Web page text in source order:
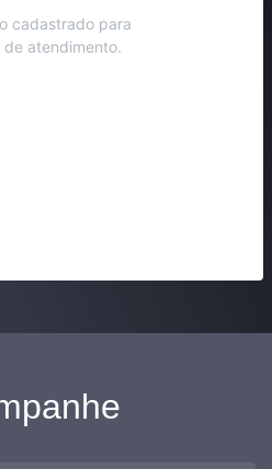
cadastrado para
de atendimento.